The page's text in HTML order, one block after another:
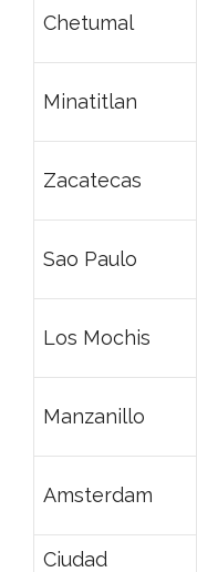
Chetumal
Minatitlan
Zacatecas
Sao Paulo
Los Mochis
Manzanillo
Amsterdam
Ciudad